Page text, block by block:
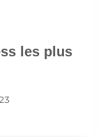
les plus